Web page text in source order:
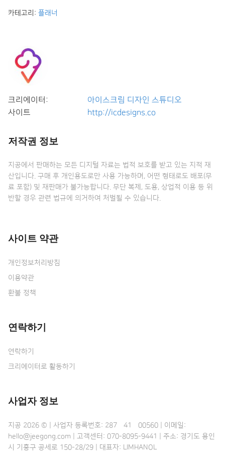
카테고리: 플래너
크리에이터:
아이스크림 디자인 스튜디오
사이트
http://icdesigns.co
저작권 정보
지공에서 판매하는 모든 디지털 자료는 법적 보호를 받고 있는 지적 재
산입니다. 구매 후 개인용도로만 사용 가능하며, 어떤 형태로도 배포(무
료 포함) 및 재판매가 불가능합니다. 무단 복제, 도용, 상업적 이용 등 위
반할 경우 관련 법규에 의거하여 처벌될 수 있습니다.
사이트 약관
개인정보처리방침
이용약관
환불 정책
연락하기
연락하기
크리에이터로 활동하기
사업자 정보
지공 2026 © | 사업자 등록번호: 287•41•00560 | 이메일:
hello@jeegong.com | 고객센터: 070-8095-9441 | 주소: 경기도 용인
시 기흥구 공세로 150-28/29 | 대표자: LIMHANOL